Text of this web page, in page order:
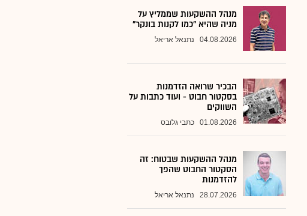
מנהל ההשקעות שממליץ על
מניה שהיא "כמו לקנות בונקר"
04.08.2026 נתנאל אריאל
הבכיר שרואה הזדמנות
בסקטור חבוט - ועוד כתבות על
השווקים
01.08.2026 כתבי גלובס
מנהל ההשקעות שבטוח: זה
הסקטור החבוט שהפך
להזדמנות
28.07.2026 נתנאל אריאל